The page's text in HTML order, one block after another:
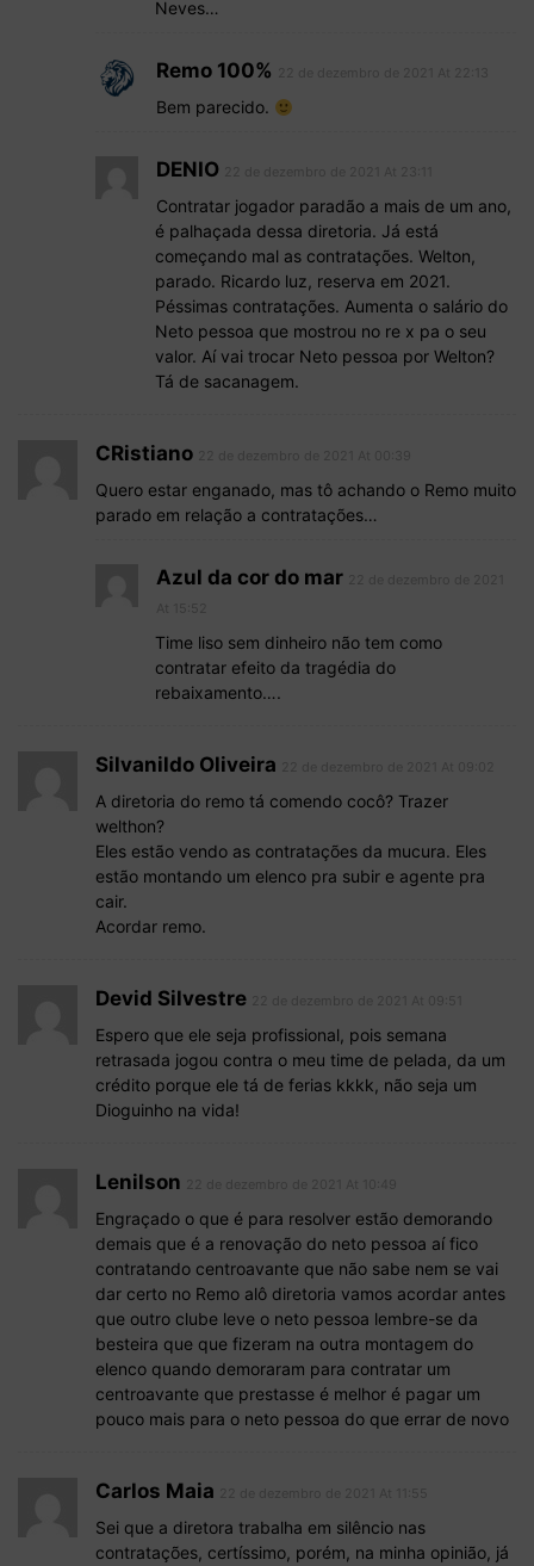
Neves…
Remo 100%
Bem parecido.
DENIO
Contratar jogador paradão a mais de um ano,
é palhaçada dessa diretoria. Já está
começando mal as contratações. Welton,
parado. Ricardo luz, reserva em 2021.
Péssimas contratações. Aumenta o salário do
Neto pessoa que mostrou no re x pa o seu
valor. Aí vai trocar Neto pessoa por Welton?
Tá de sacanagem.
CRistiano
Quero estar enganado, mas tô achando o Remo muito
parado em relação a contratações…
Azul da cor do mar
Time liso sem dinheiro não tem como
contratar efeito da tragédia do
rebaixamento….
Silvanildo Oliveira
A diretoria do remo tá comendo cocô? Trazer
welthon?
Eles estão vendo as contratações da mucura. Eles
estão montando um elenco pra subir e agente pra
cair.
Acordar remo.
Devid Silvestre
Espero que ele seja profissional, pois semana
retrasada jogou contra o meu time de pelada, da um
crédito porque ele tá de ferias kkkk, não seja um
Dioguinho na vida!
Lenilson
Engraçado o que é para resolver estão demorando
demais que é a renovação do neto pessoa aí fico
contratando centroavante que não sabe nem se vai
dar certo no Remo alô diretoria vamos acordar antes
que outro clube leve o neto pessoa lembre-se da
besteira que que fizeram na outra montagem do
elenco quando demoraram para contratar um
centroavante que prestasse é melhor é pagar um
pouco mais para o neto pessoa do que errar de novo
Carlos Maia
Sei que a diretora trabalha em silêncio nas
contratações, certíssimo, porém, na minha opinião, já